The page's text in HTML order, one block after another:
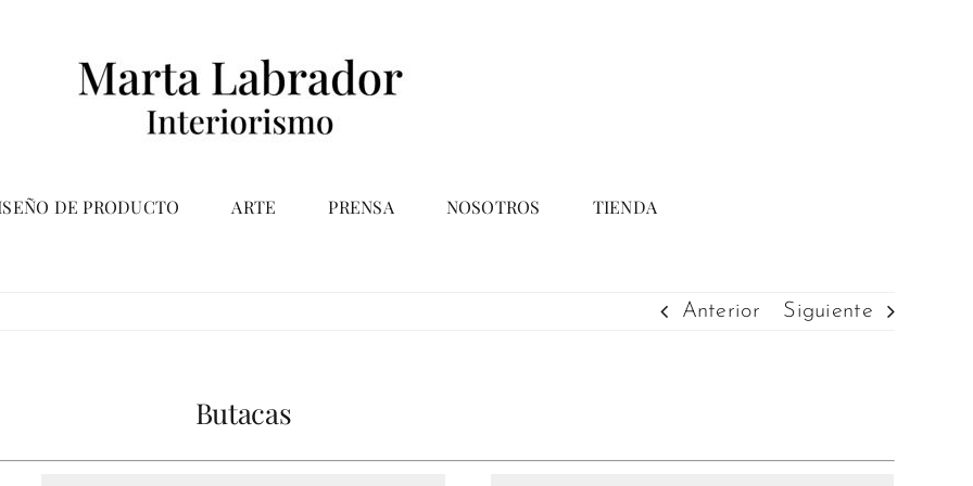
DE PRODUCTO ARTE PRENSA NOSOTROS TIENDA
Anterior Siguiente
Butacas